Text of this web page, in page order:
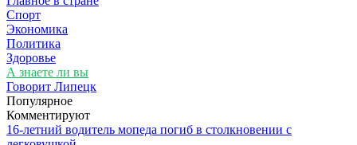
Спорт
Экономика
Политика
Здоровье
А знаете ли вы
Говорит Липецк
Популярное
Комментируют
16-летний водитель мопеда погиб в столкновении с